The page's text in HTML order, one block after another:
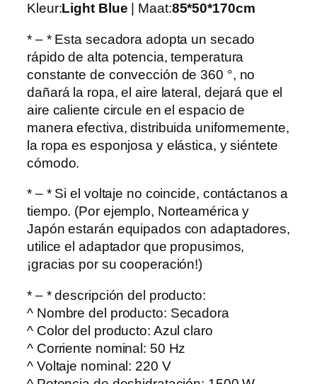
a
s
d
r
o
g
e
r
O
v
o
u
w
b
r
e
w
a
s
Kleur:Light Blue | Maat:85*50*170cm
* – * Esta secadora adopta un secado
rápido de alta potencia, temperatura
constante de convección de 360 ​​°, no
dañará la ropa, el aire lateral, dejará que el
aire caliente circule en el espacio de
manera efectiva, distribuida uniformemente,
la ropa es esponjosa y elástica, y siéntete
cómodo.
* – * Si el voltaje no coincide, contáctanos a
tiempo. (Por ejemplo, Norteamérica y
Japón estarán equipados con adaptadores,
utilice el adaptador que propusimos,
¡gracias por su cooperación!)
* – * descripción del producto:
^ Nombre del producto: Secadora
^ Color del producto: Azul claro
^ Corriente nominal: 50 Hz
^ Voltaje nominal: 220 V